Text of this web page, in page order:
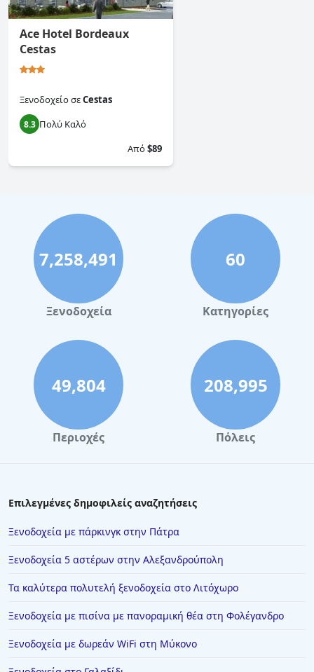
Ace Hotel Bordeaux
Cestas
ΞενοδοχείοσεCestas
8.3 Πολύ Καλό
Από$89
7,258,491
Ξενοδοχεία
60
Κατηγορίες
49,804
Περιοχές
208,995
Πόλεις
Επιλεγμένες δημοφιλείς αναζητήσεις
Ξενοδοχεία με πάρκινγκ στην Πάτρα
Ξενοδοχεία 5 αστέρων στην Αλεξανδρούπολη
Τα καλύτερα πολυτελή ξενοδοχεία στο Λιτόχωρο
Ξενοδοχεία με πισίνα με πανοραμική θέα στη Φολέγανδρο
Ξενοδοχεία με δωρεάν WiFi στη Μύκονο